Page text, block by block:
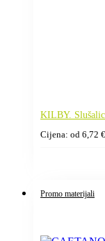
KILBY.
Cijena: od 6,72 €
Promo materijali